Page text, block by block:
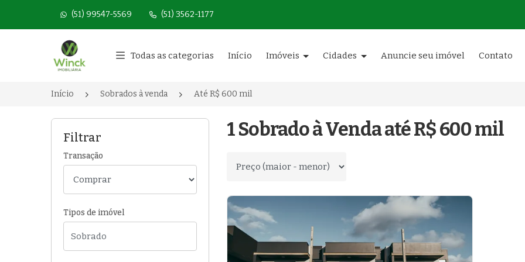
(51) 99547-5569 (51) 3562-1177
Página inicial
Todas as categorias Início Imóveis Cidades Anuncie seu imóvel Contato
Início Sobrados à venda Até R$ 600 mil
Filtrar
Transação
Tipos de imóvel
1 Sobrado à Venda até R$ 600 mil
Ordenar por